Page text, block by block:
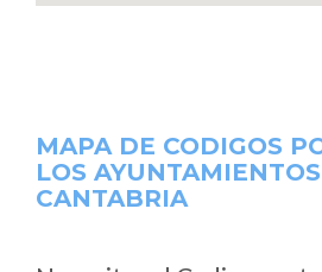
MAPA DE CODIGOS
LOS
CANTABRIA